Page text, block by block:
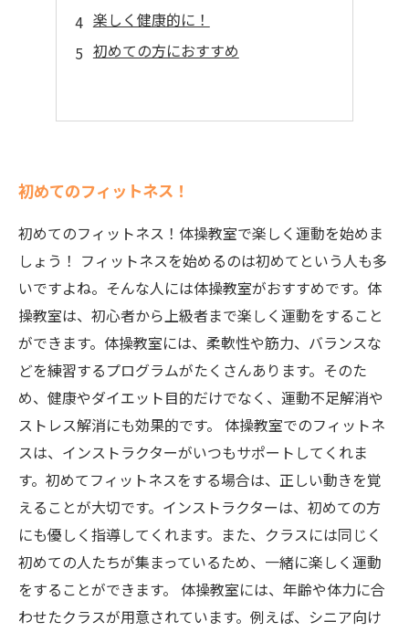
楽しく健康的に！
初めての方におすすめ
初めてのフィットネス！
初めてのフィットネス！体操教室で楽しく運動を始めま
しょう！ フィットネスを始めるのは初めてという人も多
いですよね。そんな人には体操教室がおすすめです。体
操教室は、初心者から上級者まで楽しく運動をすること
ができます。体操教室には、柔軟性や筋力、バランスな
どを練習するプログラムがたくさんあります。そのた
め、健康やダイエット目的だけでなく、運動不足解消や
ストレス解消にも効果的です。 体操教室でのフィットネ
スは、インストラクターがいつもサポートしてくれま
す。初めてフィットネスをする場合は、正しい動きを覚
えることが大切です。インストラクターは、初めての方
にも優しく指導してくれます。また、クラスには同じく
初めての人たちが集まっているため、一緒に楽しく運動
をすることができます。 体操教室には、年齢や体力に合
わせたクラスが用意されています。例えば、シニア向け